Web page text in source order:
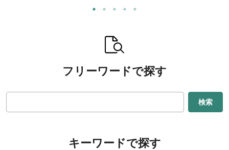
フリーワードで探す
検索
キーワードで探す